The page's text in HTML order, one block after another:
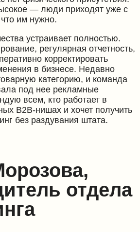
— люди приходят уже с
им нужно.
устраивает полностью.
регулярная отчетность,
корректировать
в бизнесе. Недавно
категорию, и команда
под нее рекламные
всем, кто работает в
B2B-нишах и хочет получить
без раздувания штата.
отдела